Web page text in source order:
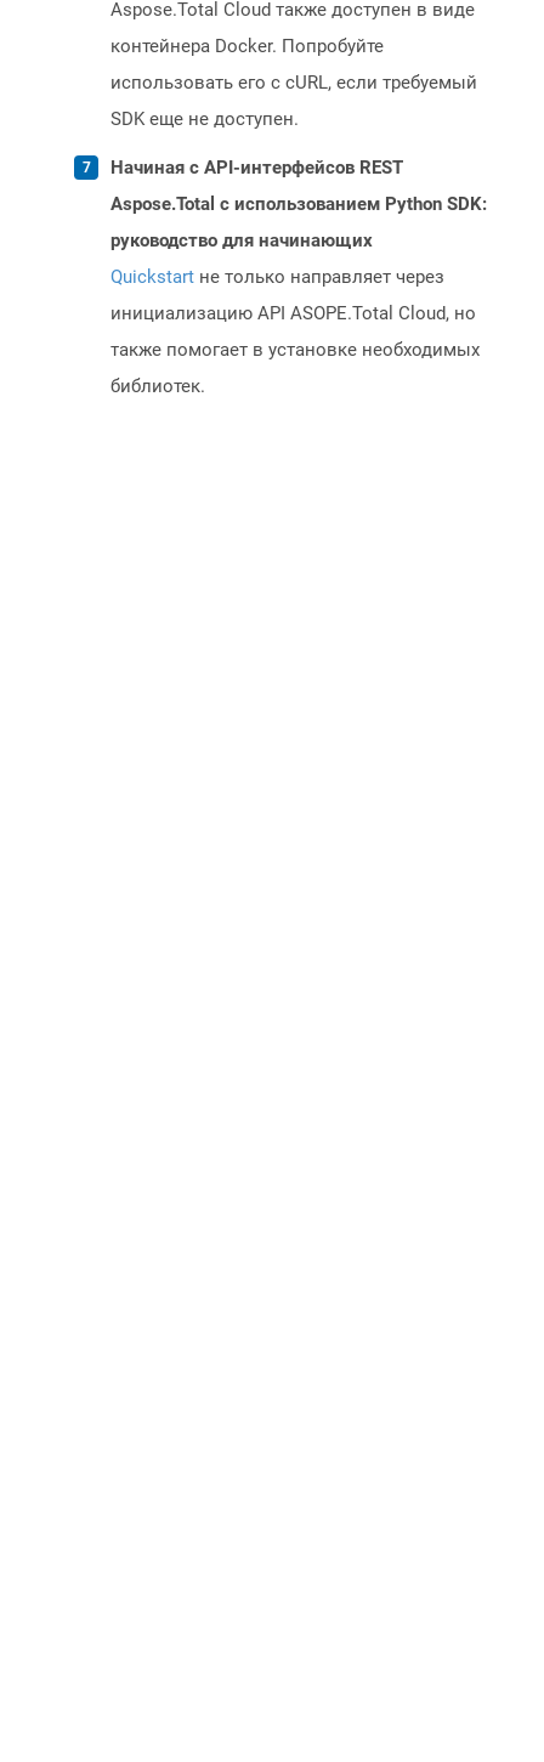
Aspose.Total Cloud также доступен в виде
контейнера Docker. Попробуйте
использовать его с cURL, если требуемый
SDK еще не доступен.
Начиная с API-интерфейсов REST
Aspose.Total с использованием Python SDK:
руководство для начинающих
Quickstart не только направляет через
инициализацию API ASOPE.Total Cloud, но
также помогает в установке необходимых
библиотек.